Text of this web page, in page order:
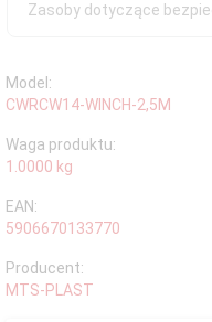
Zasoby dotyczące
Model:
CWRCW14-WINCH-2,5M
Waga produktu:
1.0000 kg
EAN:
5906670133770
Producent:
MTS-PLAST